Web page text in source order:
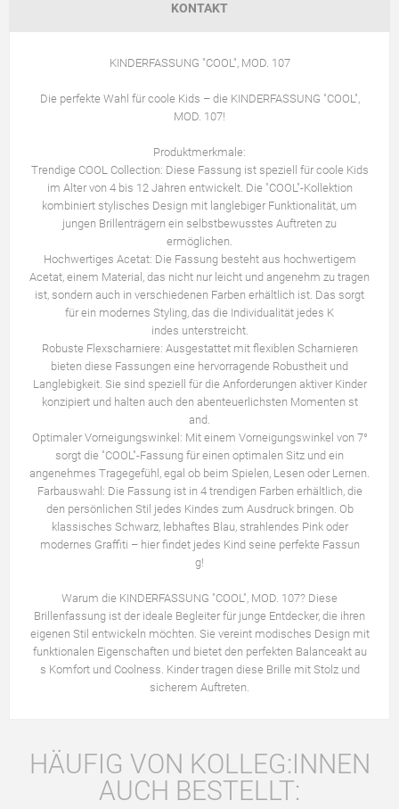
KONTAKT
KINDERFASSUNG "COOL", MOD. 107
Die perfekte Wahl für coole Kids – die KINDERFASSUNG "COOL",
MOD. 107!
Produktmerkmale:
Trendige COOL Collection: Diese Fassung ist speziell für coole Kids
im Alter von 4 bis 12 Jahren entwickelt. Die "COOL"-Kollektion
kombiniert stylisches Design mit langlebiger Funktionalität, um
jungen Brillenträgern ein selbstbewusstes Auftreten zu
ermöglichen.
Hochwertiges Acetat: Die Fassung besteht aus hochwertigem
Acetat, einem Material, das nicht nur leicht und angenehm zu tragen
ist, sondern auch in verschiedenen Farben erhältlich ist. Das sorgt
für ein modernes Styling, das die Individualität jedes K
indes unterstreicht.
Robuste Flexscharniere: Ausgestattet mit flexiblen Scharnieren
bieten diese Fassungen eine hervorragende Robustheit und
Langlebigkeit. Sie sind speziell für die Anforderungen aktiver Kinder
konzipiert und halten auch den abenteuerlichsten Momenten st
and.
Optimaler Vorneigungswinkel: Mit einem Vorneigungswinkel von 7°
sorgt die "COOL"-Fassung für einen optimalen Sitz und ein
angenehmes Tragegefühl, egal ob beim Spielen, Lesen oder Lernen.
Farbauswahl: Die Fassung ist in 4 trendigen Farben erhältlich, die
den persönlichen Stil jedes Kindes zum Ausdruck bringen. Ob
klassisches Schwarz, lebhaftes Blau, strahlendes Pink oder
modernes Graffiti – hier findet jedes Kind seine perfekte Fassun
g!
Warum die KINDERFASSUNG "COOL", MOD. 107? Diese
Brillenfassung ist der ideale Begleiter für junge Entdecker, die ihren
eigenen Stil entwickeln möchten. Sie vereint modisches Design mit
funktionalen Eigenschaften und bietet den perfekten Balanceakt au
s Komfort und Coolness. Kinder tragen diese Brille mit Stolz und
sicherem Auftreten.
HÄUFIG VON KOLLEG:INNEN
AUCH BESTELLT: